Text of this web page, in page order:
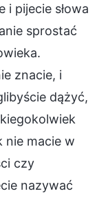
i pijecie słowa
sprostać
znacie, i
dążyć,
nie macie w
czy
nazywać